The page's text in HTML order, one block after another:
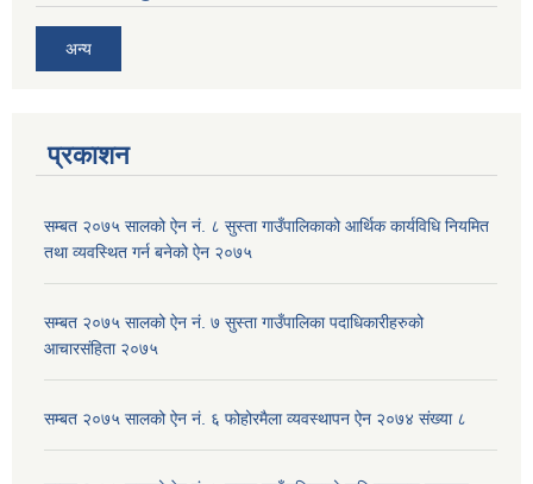
अन्य
प्रकाशन
सम्बत २०७५ सालको ऐन नं. ८ सुस्ता गाउँपालिकाको आर्थिक कार्यविधि नियमित
तथा व्यवस्थित गर्न बनेको ऐन २०७५
सम्बत २०७५ सालको ऐन नं. ७ सुस्ता गाउँपालिका पदाधिकारीहरुको
आचारसंहिता २०७५
सम्बत २०७५ सालको ऐन नं. ६ फोहोरमैला व्यवस्थापन ऐन २०७४ संख्या ८